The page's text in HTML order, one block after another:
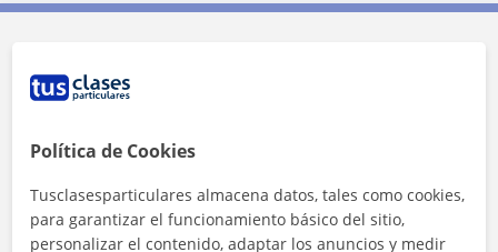
Contacta con Miguel
1ª clase gratis
Política de Cookies
Tusclasesparticulares almacena datos, tales como cookies,
para garantizar el funcionamiento básico del sitio,
personalizar el contenido, adaptar los anuncios y medir